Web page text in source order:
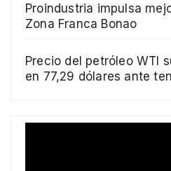
Proindustria impulsa
Zona Franca Bonao
Precio del petróleo WTI
en 77,29 dólares ante